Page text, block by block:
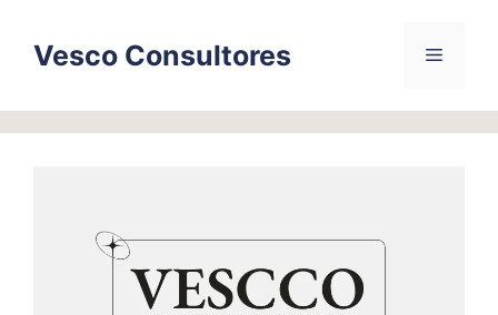
contentVesco Consultores Menu